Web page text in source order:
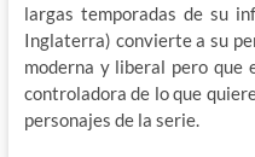
largas temporadas de su
Inglaterra) convierte a su
moderna y liberal pero que
controladora de lo que
personajes de la serie.